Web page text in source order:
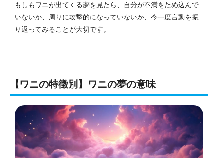
もしもワニが出てくる夢を見たら、自分が不満をため込んで
いないか、周りに攻撃的になっていないか、今一度言動を振
り返ってみることが大切です。
【ワニの特徴別】ワニの夢の意味